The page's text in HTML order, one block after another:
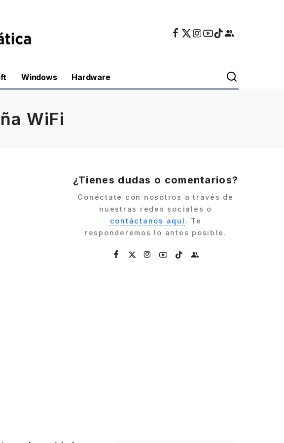
Windows Hardware
WiFi
¿Tienes dudas o comentarios?
Conéctate con nosotros a través de
nuestras redes sociales o
contáctanos aquí. Te
responderemos lo antes posible.